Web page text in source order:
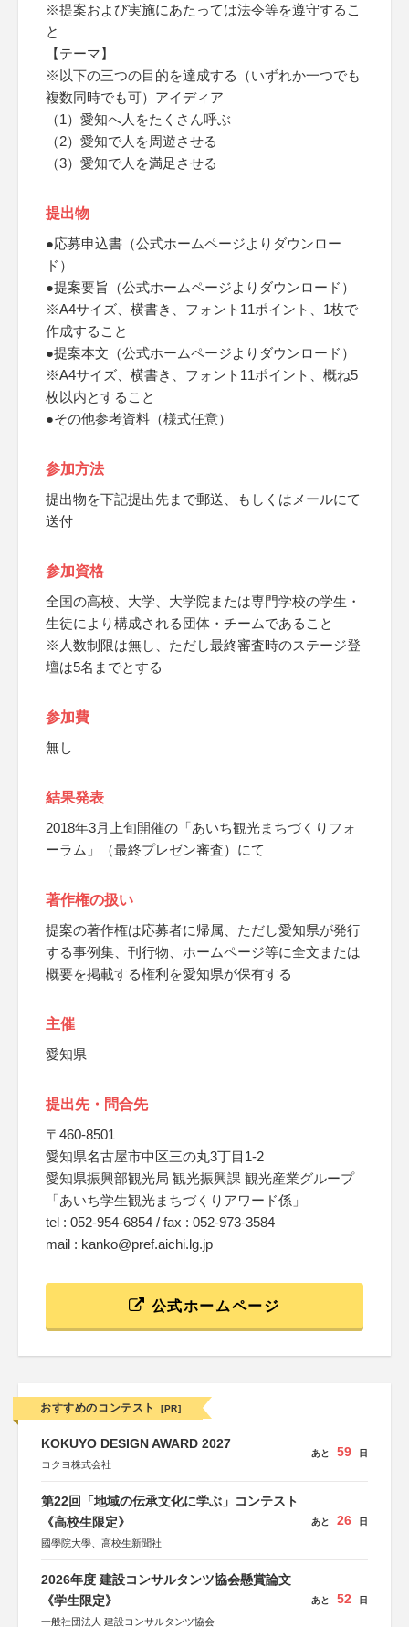
※提案および実施にあたっては法令等を遵守するこ
と
【テーマ】
※以下の三つの目的を達成する（いずれか一つでも
複数同時でも可）アイディア
（1）愛知へ人をたくさん呼ぶ
（2）愛知で人を周遊させる
（3）愛知で人を満足させる
提出物
●応募申込書（公式ホームページよりダウンロー
ド）
●提案要旨（公式ホームページよりダウンロード）
※A4サイズ、横書き、フォント11ポイント、1枚で
作成すること
●提案本文（公式ホームページよりダウンロード）
※A4サイズ、横書き、フォント11ポイント、概ね5
枚以内とすること
●その他参考資料（様式任意）
参加方法
提出物を下記提出先まで郵送、もしくはメールにて
送付
参加資格
全国の高校、大学、大学院または専門学校の学生・
生徒により構成される団体・チームであること
※人数制限は無し、ただし最終審査時のステージ登
壇は5名までとする
参加費
無し
結果発表
2018年3月上旬開催の「あいち観光まちづくりフォ
ーラム」（最終プレゼン審査）にて
著作権の扱い
提案の著作権は応募者に帰属、ただし愛知県が発行
する事例集、刊行物、ホームページ等に全文または
概要を掲載する権利を愛知県が保有する
主催
愛知県
提出先・問合先
〒460-8501
愛知県名古屋市中区三の丸3丁目1-2
愛知県振興部観光局 観光振興課 観光産業グループ
「あいち学生観光まちづくりアワード係」
tel : 052-954-6854 / fax : 052-973-3584
mail : kanko@pref.aichi.lg.jp
公式ホームページ
おすすめのコンテスト [PR]
KOKUYO DESIGN AWARD 2027
コクヨ株式会社
あと 59 日
第22回「地域の伝承文化に学ぶ」コンテスト
《高校生限定》
國學院大學、高校生新聞社
あと 26 日
2026年度 建設コンサルタンツ協会懸賞論文
《学生限定》
一般社団法人 建設コンサルタンツ協会
あと 52 日